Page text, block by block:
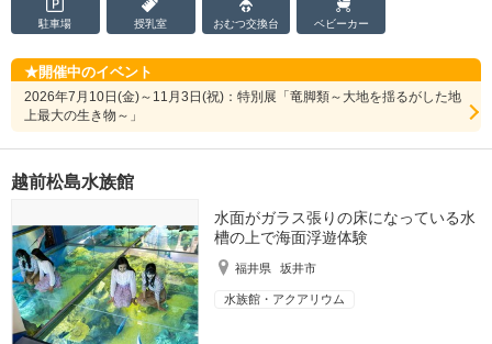
駐車場 授乳室 おむつ交換台 ベビーカー
開催中のイベント
2026年7月10日(金)～11月3日(祝)：特別展「竜脚類～大地を揺るがした地
上最大の生き物～」
越前松島水族館
水面がガラス張りの床になっている水
槽の上で海面浮遊体験
福井県 坂井市
水族館・アクアリウム